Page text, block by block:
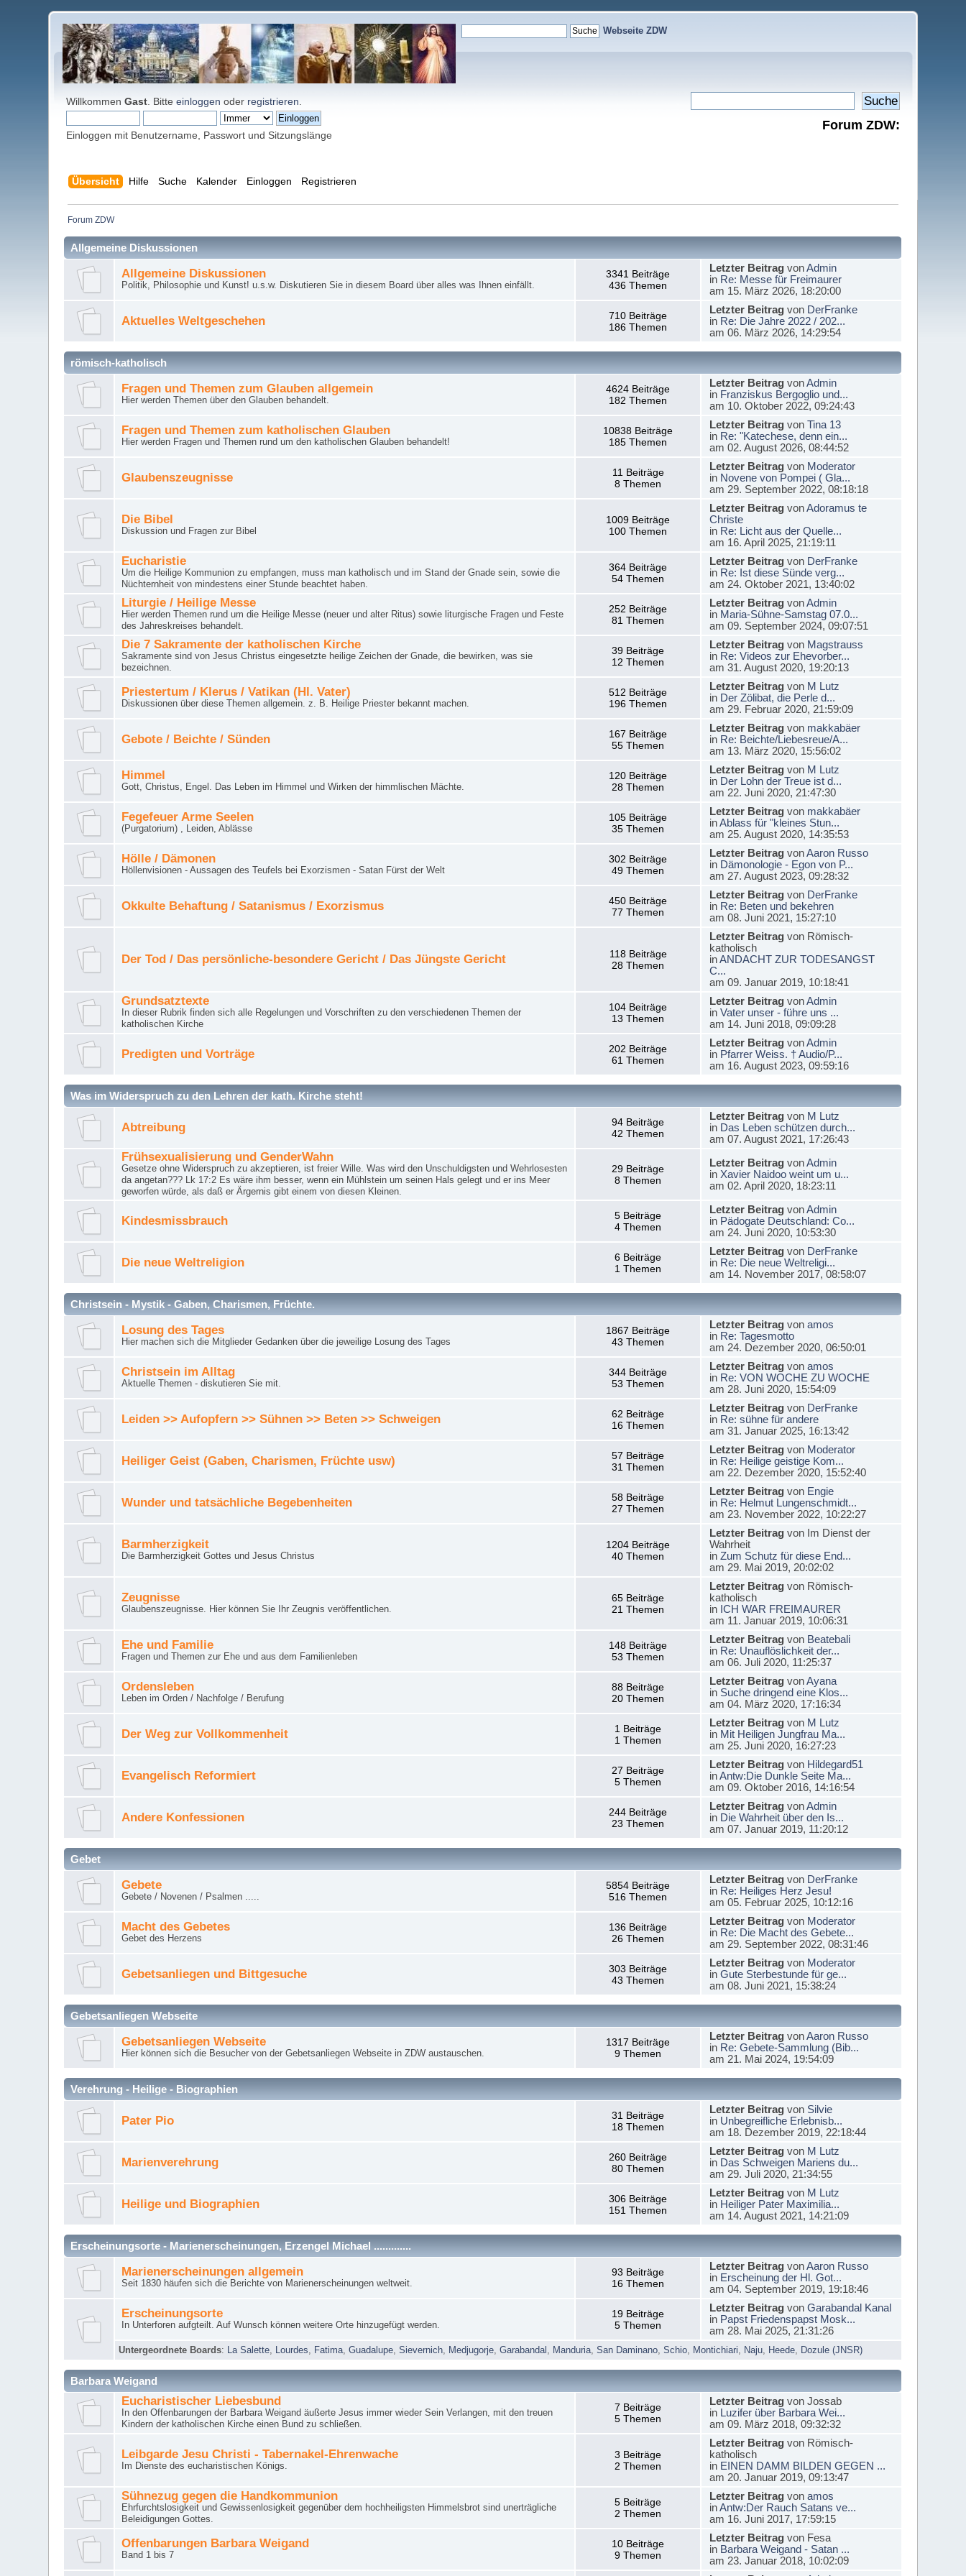
Webseite ZDW
WillkommenGast . Bitteeinloggen oder registrieren
Einloggen mit Benutzername, Passwort und Sitzungslänge
Forum ZDW:
Übersicht Hilfe Suche Kalender Einloggen Registrieren
Forum ZDW
Allgemeine Diskussionen
Allgemeine Diskussionen
Politik, Philosophie und Kunst! u.s.w. Diskutieren Sie in diesem Board über alles was Ihnen einfällt.
3341 Beiträge
436 Themen
Letzter BeitragvonAdmin
in Re: Messe für Freimaurer
am 15. März 2026, 18:20:00
Aktuelles Weltgeschehen
710 Beiträge
186 Themen
Letzter Beitragvon DerFranke
in Re: Die Jahre 2022 / 202...
am 06. März 2026, 14:29:54
römisch-katholisch
Fragen und Themen zum Glauben allgemein
Hier werden Themen über den Glauben behandelt.
4624 Beiträge
182 Themen
Letzter BeitragvonAdmin
in Franziskus Bergoglio und...
am 10. Oktober 2022, 09:24:43
Fragen und Themen zum katholischen Glauben
Hier werden Fragen und Themen rund um den katholischen Glauben behandelt!
10838 Beiträge
185 Themen
Letzter Beitragvon Tina 13
in Re: "Katechese, denn ein...
am 02. August 2026, 08:44:52
Glaubenszeugnisse
11 Beiträge
8 Themen
Letzter Beitragvon Moderator
in Novene von Pompei ( Gla...
am 29. September 2022, 08:18:18
Die Bibel
Diskussion und Fragen zur Bibel
1009 Beiträge
100 Themen
Letzter BeitragvonAdoramus te
Christe
in Re: Licht aus der Quelle...
am 16. April 2025, 21:19:11
Eucharistie
Um die Heilige Kommunion zu empfangen, muss man katholisch und im Stand der Gnade sein, sowie die
Nüchternheit von mindestens einer Stunde beachtet haben.
364 Beiträge
54 Themen
Letzter Beitragvon DerFranke
in Re: Ist diese Sünde verg...
am 24. Oktober 2021, 13:40:02
Liturgie / Heilige Messe
Hier werden Themen rund um die Heilige Messe (neuer und alter Ritus) sowie liturgische Fragen und Feste
des Jahreskreises behandelt.
252 Beiträge
81 Themen
Letzter BeitragvonAdmin
in Maria-Sühne-Samstag 07.0...
am 09. September 2024, 09:07:51
Die 7 Sakramente der katholischen Kirche
Sakramente sind von Jesus Christus eingesetzte heilige Zeichen der Gnade, die bewirken, was sie
bezeichnen.
39 Beiträge
12 Themen
Letzter Beitragvon Magstrauss
in Re: Videos zur Ehevorber...
am 31. August 2020, 19:20:13
Priestertum / Klerus / Vatikan (Hl. Vater)
Diskussionen über diese Themen allgemein. z. B. Heilige Priester bekannt machen.
512 Beiträge
196 Themen
Letzter Beitragvon M Lutz
in Der Zölibat, die Perle d...
am 29. Februar 2020, 21:59:09
Gebote / Beichte / Sünden
167 Beiträge
55 Themen
Letzter Beitragvon makkabäer
in Re: Beichte/Liebesreue/A...
am 13. März 2020, 15:56:02
Himmel
Gott, Christus, Engel. Das Leben im Himmel und Wirken der himmlischen Mächte.
120 Beiträge
28 Themen
Letzter Beitragvon M Lutz
in Der Lohn der Treue ist d...
am 22. Juni 2020, 21:47:30
Fegefeuer Arme Seelen
(Purgatorium) , Leiden, Ablässe
105 Beiträge
35 Themen
Letzter Beitragvon makkabäer
inAblass für "kleines Stun...
am 25. August 2020, 14:35:53
Hölle / Dämonen
Höllenvisionen - Aussagen des Teufels bei Exorzismen - Satan Fürst der Welt
302 Beiträge
49 Themen
Letzter BeitragvonAaron Russo
in Dämonologie - Egon von P...
am 27. August 2023, 09:28:32
Okkulte Behaftung / Satanismus / Exorzismus
450 Beiträge
77 Themen
Letzter Beitragvon DerFranke
in Re: Beten und bekehren
am 08. Juni 2021, 15:27:10
Der Tod / Das persönliche-besondere Gericht / Das Jüngste Gericht
118 Beiträge
28 Themen
Letzter Beitragvon Römisch-
katholisch
inANDACHT ZUR TODESANGST
C...
am 09. Januar 2019, 10:18:41
Grundsatztexte
In dieser Rubrik finden sich alle Regelungen und Vorschriften zu den verschiedenen Themen der
katholischen Kirche
104 Beiträge
13 Themen
Letzter BeitragvonAdmin
in Vater unser - führe uns ...
am 14. Juni 2018, 09:09:28
Predigten und Vorträge
202 Beiträge
61 Themen
Letzter BeitragvonAdmin
in Pfarrer Weiss. † Audio/P...
am 16. August 2023, 09:59:16
Was im Widerspruch zu den Lehren der kath. Kirche steht!
Abtreibung
94 Beiträge
42 Themen
Letzter Beitragvon M Lutz
in Das Leben schützen durch...
am 07. August 2021, 17:26:43
Frühsexualisierung und GenderWahn
Gesetze ohne Widerspruch zu akzeptieren, ist freier Wille. Was wird den Unschuldigsten und Wehrlosesten
da angetan??? Lk 17:2 Es wäre ihm besser, wenn ein Mühlstein um seinen Hals gelegt und er ins Meer
geworfen würde, als daß er Ärgernis gibt einem von diesen Kleinen.
29 Beiträge
8 Themen
Letzter BeitragvonAdmin
in Xavier Naidoo weint um u...
am 02. April 2020, 18:23:11
Kindesmissbrauch
5 Beiträge
4 Themen
Letzter BeitragvonAdmin
in Pädogate Deutschland: Co...
am 24. Juni 2020, 10:53:30
Die neue Weltreligion
6 Beiträge
1 Themen
Letzter Beitragvon DerFranke
in Re: Die neue Weltreligi...
am 14. November 2017, 08:58:07
Christsein - Mystik - Gaben, Charismen, Früchte.
Losung des Tages
Hier machen sich die Mitglieder Gedanken über die jeweilige Losung des Tages
1867 Beiträge
43 Themen
Letzter Beitragvon amos
in Re: Tagesmotto
am 24. Dezember 2020, 06:50:01
Christsein im Alltag
Aktuelle Themen - diskutieren Sie mit.
344 Beiträge
53 Themen
Letzter Beitragvon amos
in Re: VON WOCHE ZU WOCHE
am 28. Juni 2020, 15:54:09
Leiden >> Aufopfern >> Sühnen >> Beten >> Schweigen
62 Beiträge
16 Themen
Letzter Beitragvon DerFranke
in Re: sühne für andere
am 31. Januar 2025, 16:13:42
Heiliger Geist (Gaben, Charismen, Früchte usw)
57 Beiträge
31 Themen
Letzter Beitragvon Moderator
in Re: Heilige geistige Kom...
am 22. Dezember 2020, 15:52:40
Wunder und tatsächliche Begebenheiten
58 Beiträge
27 Themen
Letzter Beitragvon Engie
in Re: Helmut Lungenschmidt...
am 23. November 2022, 10:22:27
Barmherzigkeit
Die Barmherzigkeit Gottes und Jesus Christus
1204 Beiträge
40 Themen
Letzter Beitragvon Im Dienst der
Wahrheit
in Zum Schutz für diese End...
am 29. Mai 2019, 20:02:02
Zeugnisse
Glaubenszeugnisse. Hier können Sie Ihr Zeugnis veröffentlichen.
65 Beiträge
21 Themen
Letzter Beitragvon Römisch-
katholisch
in ICH WAR FREIMAURER
am 11. Januar 2019, 10:06:31
Ehe und Familie
Fragen und Themen zur Ehe und aus dem Familienleben
148 Beiträge
53 Themen
Letzter Beitragvon Beatebali
in Re: Unauflöslichkeit der...
am 06. Juli 2020, 11:25:37
Ordensleben
Leben im Orden / Nachfolge / Berufung
88 Beiträge
20 Themen
Letzter BeitragvonAyana
in Suche dringend eine Klos...
am 04. März 2020, 17:16:34
Der Weg zur Vollkommenheit
1 Beiträge
1 Themen
Letzter Beitragvon M Lutz
in Mit Heiligen Jungfrau Ma...
am 25. Juni 2020, 16:27:23
Evangelisch Reformiert
27 Beiträge
5 Themen
Letzter Beitragvon Hildegard51
inAntw:Die Dunkle Seite Ma...
am 09. Oktober 2016, 14:16:54
Andere Konfessionen
244 Beiträge
23 Themen
Letzter BeitragvonAdmin
in Die Wahrheit über den Is...
am 07. Januar 2019, 11:20:12
Gebet
Gebete
Gebete / Novenen / Psalmen .....
5854 Beiträge
516 Themen
Letzter Beitragvon DerFranke
in Re: Heiliges Herz Jesu!
am 05. Februar 2025, 10:12:16
Macht des Gebetes
Gebet des Herzens
136 Beiträge
26 Themen
Letzter Beitragvon Moderator
in Re: Die Macht des Gebete...
am 29. September 2022, 08:31:46
Gebetsanliegen und Bittgesuche
303 Beiträge
43 Themen
Letzter Beitragvon Moderator
in Gute Sterbestunde für ge...
am 08. Juni 2021, 15:38:24
Gebetsanliegen Webseite
Gebetsanliegen Webseite
Hier können sich die Besucher von der Gebetsanliegen Webseite in ZDW austauschen.
1317 Beiträge
9 Themen
Letzter BeitragvonAaron Russo
in Re: Gebete-Sammlung (Bib...
am 21. Mai 2024, 19:54:09
Verehrung - Heilige - Biographien
Pater Pio
31 Beiträge
18 Themen
Letzter Beitragvon Silvie
in Unbegreifliche Erlebnisb...
am 18. Dezember 2019, 22:18:44
Marienverehrung
260 Beiträge
80 Themen
Letzter Beitragvon M Lutz
in Das Schweigen Mariens du...
am 29. Juli 2020, 21:34:55
Heilige und Biographien
306 Beiträge
151 Themen
Letzter Beitragvon M Lutz
in Heiliger Pater Maximilia...
am 14. August 2021, 14:21:09
Erscheinungsorte - Marienerscheinungen, Erzengel Michael .............
Marienerscheinungen allgemein
Seit 1830 häufen sich die Berichte von Marienerscheinungen weltweit.
93 Beiträge
16 Themen
Letzter BeitragvonAaron Russo
in Erscheinung der Hl. Got...
am 04. September 2019, 19:18:46
Erscheinungsorte
In Unterforen aufgteilt. Auf Wunsch können weitere Orte hinzugefügt werden.
19 Beiträge
5 Themen
Letzter Beitragvon Garabandal Kanal
in Papst Friedenspapst Mosk...
am 28. Mai 2025, 21:31:26
Untergeordnete Boards: La Salette Lourdes Fatima ,Guadalupe ,Sievernich Medjugorje ,Garabandal Manduria ,San Daminano ,Schio Montichiari Naju Heede Dozule (JNSR)
Barbara Weigand
Eucharistischer Liebesbund
In den Offenbarungen der Barbara Weigand äußerte Jesus immer wieder Sein Verlangen, mit den treuen
Kindern der katholischen Kirche einen Bund zu schließen.
7 Beiträge
5 Themen
Letzter Beitragvon Jossab
in Luzifer über Barbara Wei...
am 09. März 2018, 09:32:32
Leibgarde Jesu Christi - Tabernakel-Ehrenwache
Im Dienste des eucharistischen Königs.
3 Beiträge
2 Themen
Letzter Beitragvon Römisch-
katholisch
in EINEN DAMM BILDEN GEGEN ...
am 20. Januar 2019, 09:13:47
Sühnezug gegen die Handkommunion
Ehrfurchtslosigkeit und Gewissenlosigkeit gegenüber dem hochheiligsten Himmelsbrot sind unerträgliche
Beleidigungen Gottes.
5 Beiträge
2 Themen
Letzter Beitragvon amos
inAntw:Der Rauch Satans ve...
am 16. Juni 2017, 17:59:15
Offenbarungen Barbara Weigand
Band 1 bis 7
10 Beiträge
9 Themen
Letzter Beitragvon Fesa
in Barbara Weigand - Satan ...
am 23. Januar 2018, 10:02:09